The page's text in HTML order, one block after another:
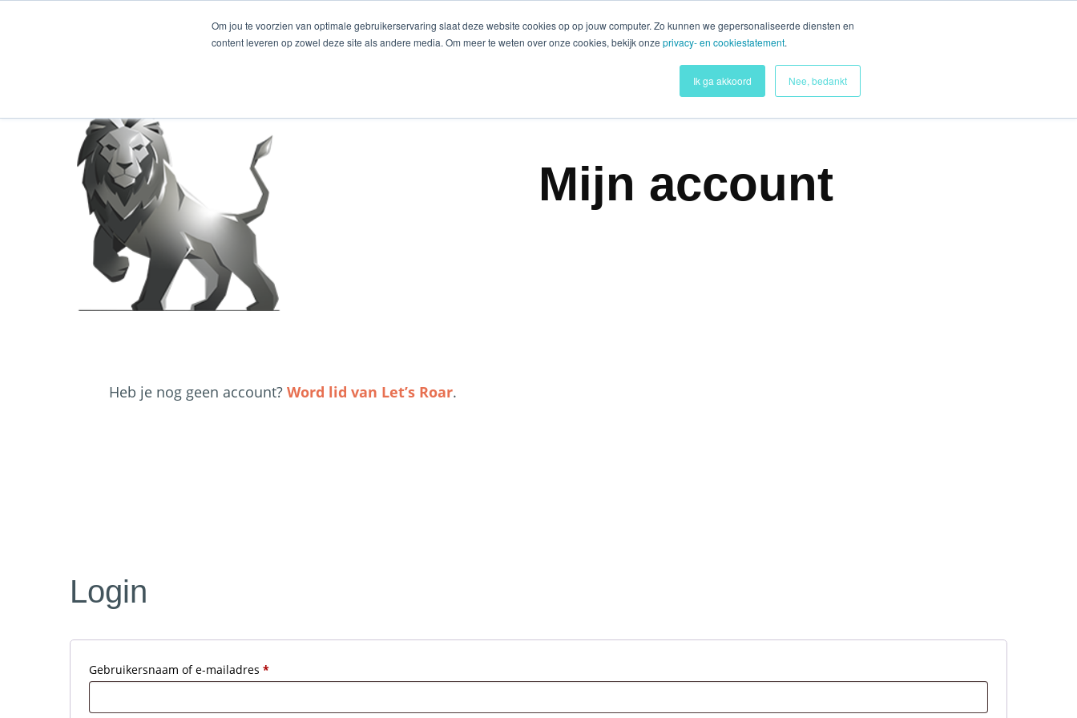
Om jou te voorzien van optimale gebruikerservaring slaat deze website cookies op op jouw computer. Zo kunnen we gepersonaliseerde diensten en
content leveren op zowel deze site als andere media. Om meer te weten over onze cookies, bekijk onze privacy- en cookiestatement.
Ik ga akkoord Nee, bedankt
Begrippenlijst
Mijn account
Heb je nog geen account? Word lid van Let’s Roar.
Login
Gebruikersnaam of e-mailadres *Vereist